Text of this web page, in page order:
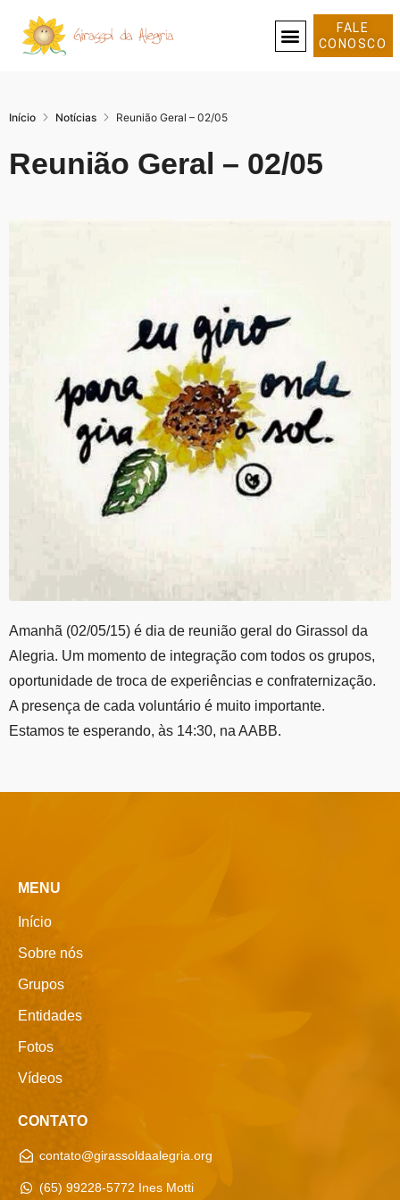
FALE
CONOSCO
Início Notícias Reunião Geral – 02/05
Reunião Geral – 02/05
Amanhã (02/05/15) é dia de reunião geral do Girassol da
Alegria. Um momento de integração com todos os grupos,
oportunidade de troca de experiências e confraternização.
A presença de cada voluntário é muito importante.
Estamos te esperando, às 14:30, na AABB.
MENU
Início
Sobre nós
Grupos
Entidades
Fotos
Vídeos
CONTATO
contato@girassoldaalegria.org
(65) 99228-5772 Ines Motti